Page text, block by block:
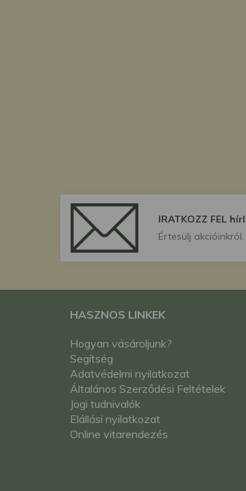
IRATKOZZ FEL
Értesülj
HASZNOS LINKEK
Hogyan vásároljunk?
Segítség
Adatvédelmi nyilatkozat
Általános Szerződési Feltételek
Jogi tudnivalók
Elállási nyilatkozat
Online vitarendezés